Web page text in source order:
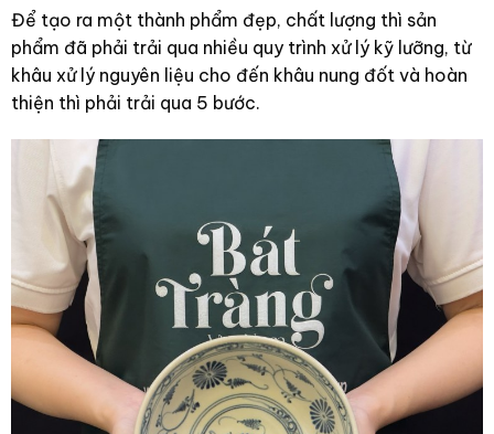
Để tạo ra một thành phẩm đẹp, chất lượng thì sản
phẩm đã phải trải qua nhiều quy trình xử lý kỹ lưỡng, từ
khâu xử lý nguyên liệu cho đến khâu nung đốt và hoàn
thiện thì phải trải qua 5 bước.